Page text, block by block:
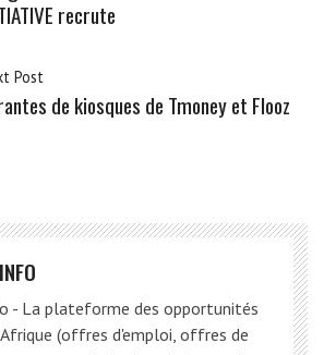
recrute
Post
de kiosques de Tmoney et Flooz
- La plateforme des opportunités
(offres d'emploi, offres de